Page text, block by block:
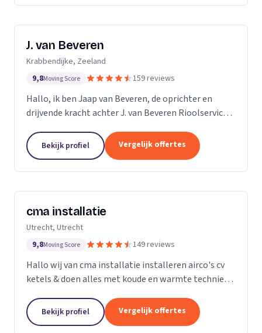
J. van Beveren
Krabbendijke, Zeeland
9,8Moving Score 159 reviews
Hallo, ik ben Jaap van Beveren, de oprichter en
drijvende kracht achter J. van Beveren Rioolservice.
ook een gepassioneerde piloot in mijn vrije tijd....
Bekijk profiel Vergelijk offertes
cma installatie
Utrecht, Utrecht
9,8Moving Score 149 reviews
Hallo wij van cma installatie installeren airco's cv
ketels & doen alles met koude en warmte techniek
werkzaamheden. U kunt gerust een kijkje nemen
op...
Bekijk profiel Vergelijk offertes